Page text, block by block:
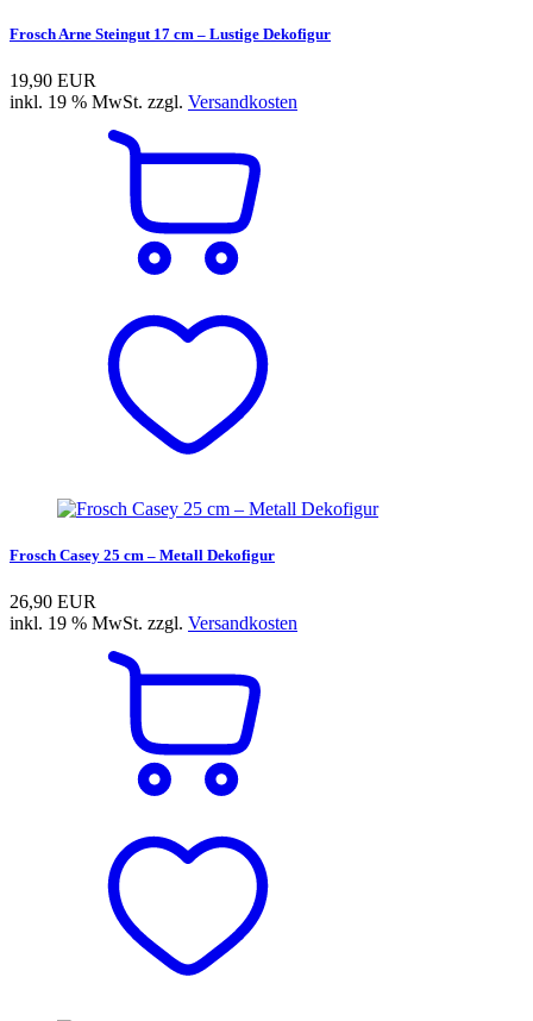
Frosch Arne Steingut 17 cm – Lustige Dekofigur
19,90 EUR
inkl. 19 % MwSt. zzgl. Versandkosten
Frosch Casey 25 cm – Metall Dekofigur
26,90 EUR
inkl. 19 % MwSt. zzgl. Versandkosten